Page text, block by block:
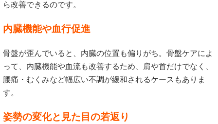
ら改善できるのです。
内臓機能や血行促進
骨盤が歪んでいると、内臓の位置も偏りがち。骨盤ケアによ
って、内臓機能や血流も改善するため、肩や首だけでなく、
腰痛・むくみなど幅広い不調が緩和されるケースもありま
す。
姿勢の変化と見た目の若返り